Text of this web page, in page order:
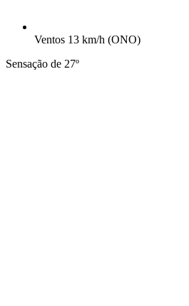
Ventos 13 km/h (ONO)
Sensação de 27º